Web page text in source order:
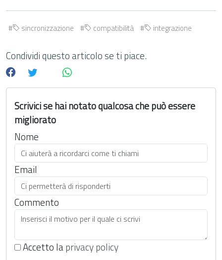
sincronizzazione compatibilità integrazione
Condividi questo articolo se ti piace.
Scrivici se hai notato qualcosa che può essere
migliorato
Nome
Email
Commento
Accetto laprivacy policy